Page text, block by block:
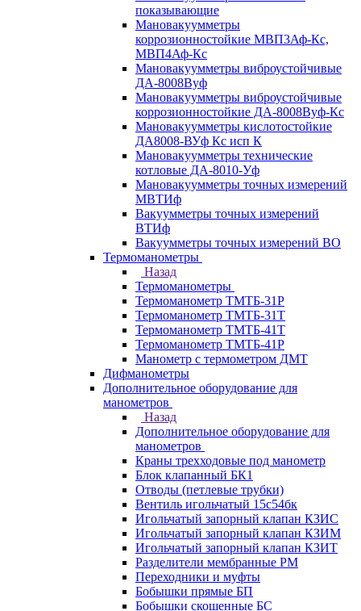
показывающие
Мановакуумметры
коррозионностойкие МВП3Аф-Кс,
МВП4Аф-Кс
Мановакуумметры виброустойчивые
ДА-8008Вуф
Мановакуумметры виброустойчивые
коррозионностойкие ДА-8008Вуф-Кс
Мановакуумметры кислотостойкие
ДА8008-ВУф Кс исп К
Мановакуумметры технические
котловые ДА-8010-Уф
Мановакуумметры точных измерений
МВТИф
Вакуумметры точных измерений
ВТИф
Вакуумметры точных измерений ВО
Термоманометры
Назад
Термоманометры
Термоманометр ТМТБ-31Р
Термоманометр ТМТБ-31Т
Термоманометр ТМТБ-41Т
Термоманометр ТМТБ-41Р
Манометр с термометром ДМТ
Дифманометры
Дополнительное оборудование для
манометров
Назад
Дополнительное оборудование для
манометров
Краны трехходовые под манометр
Блок клапанный БК1
Отводы (петлевые трубки)
Вентиль игольчатый 15с54бк
Игольчатый запорный клапан КЗИС
Игольчатый запорный клапан КЗИМ
Игольчатый запорный клапан КЗИТ
Разделители мембранные РМ
Переходники и муфты
Бобышки прямые БП
Бобышки скошенные БС